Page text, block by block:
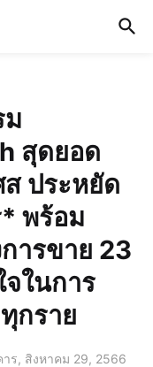
ม
สุดยอด
ส ประหยัด
พร้อม
ารขาย 23
ในการ
กราย
าร, สิงหาคม 29, 2566